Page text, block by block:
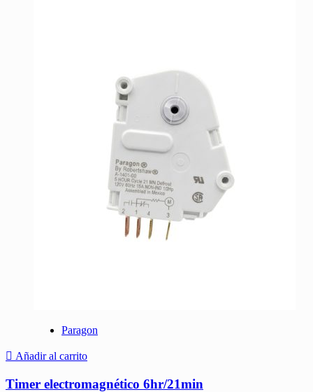
Paragon
Añadir al carrito
Timer electromagnético 6hr/21min